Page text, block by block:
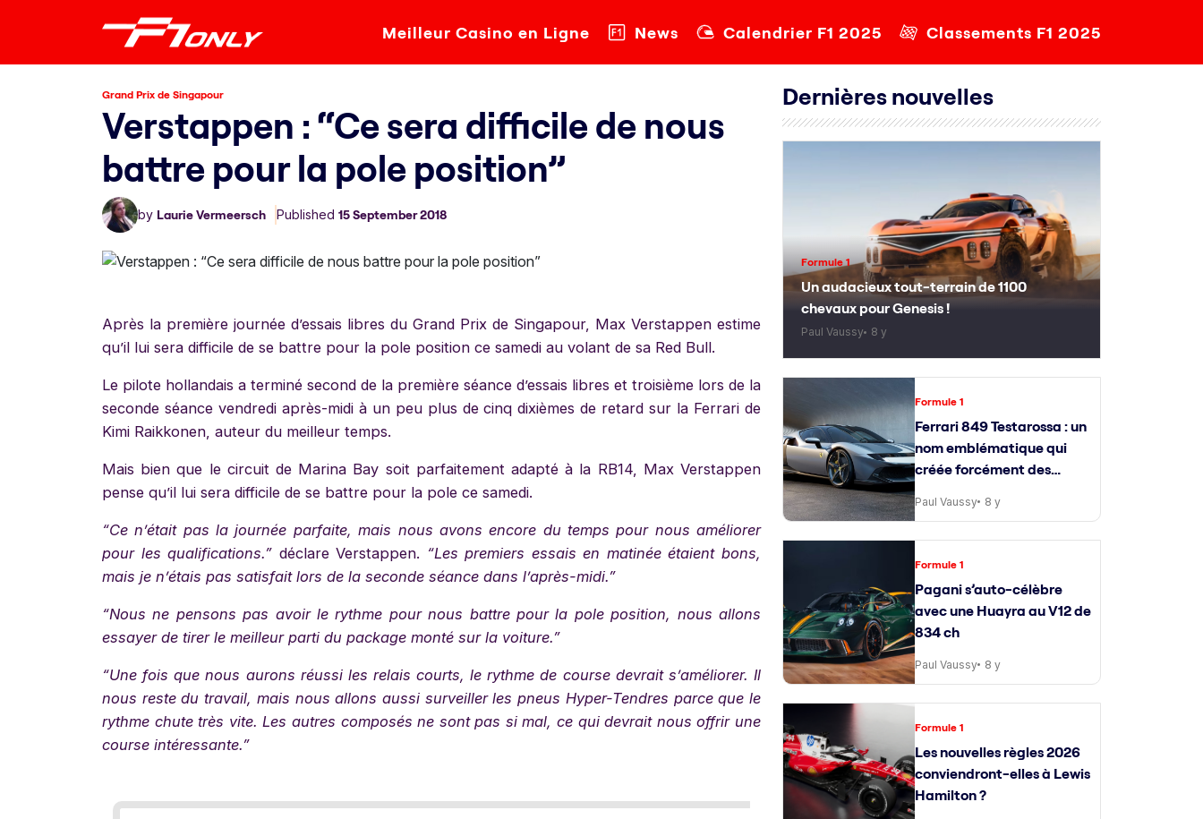
Meilleur Casino en Ligne News Calendrier F1 2025 Classements F1 2025
Grand Prix de Singapour
Verstappen : “Ce sera difficile de nous
battre pour la pole position”
by Laurie Vermeersch Published 15 September 2018
Après la première journée d’essais libres du Grand Prix de Singapour, Max Verstappen estime
qu’il lui sera difficile de se battre pour la pole position ce samedi au volant de sa Red Bull.
Le pilote hollandais a terminé second de la première séance d’essais libres et troisième lors de la
seconde séance vendredi après-midi à un peu plus de cinq dixièmes de retard sur la Ferrari de
Kimi Raikkonen, auteur du meilleur temps.
Mais bien que le circuit de Marina Bay soit parfaitement adapté à la RB14, Max Verstappen
pense qu’il lui sera difficile de se battre pour la pole ce samedi.
“Ce n’était pas la journée parfaite, mais nous avons encore du temps pour nous améliorer
pour les qualifications.” déclare Verstappen. “Les premiers essais en matinée étaient bons,
mais je n’étais pas satisfait lors de la seconde séance dans l’après-midi.”
“Nous ne pensons pas avoir le rythme pour nous battre pour la pole position, nous allons
essayer de tirer le meilleur parti du package monté sur la voiture.”
“Une fois que nous aurons réussi les relais courts, le rythme de course devrait s’améliorer. Il
nous reste du travail, mais nous allons aussi surveiller les pneus Hyper-Tendres parce que le
rythme chute très vite. Les autres composés ne sont pas si mal, ce qui devrait nous offrir une
course intéressante.”
Dernières nouvelles
Formule 1
Un audacieux tout-terrain de 1100
chevaux pour Genesis !
Paul Vaussy 8 y
Formule 1
Ferrari 849 Testarossa : un
nom emblématique qui
créée forcément des
attentes
Paul Vaussy 8 y
Formule 1
Pagani s’auto-célèbre
avec une Huayra au V12 de
834 ch
Paul Vaussy 8 y
Formule 1
Les nouvelles règles 2026
conviendront-elles à Lewis
Hamilton ?